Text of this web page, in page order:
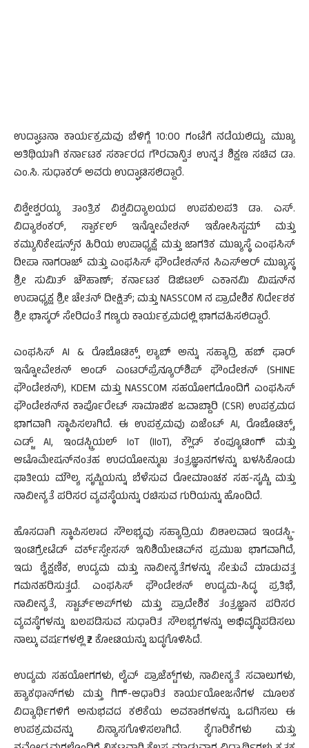
ಉದ್ಘಾಟನಾ ಕಾರ್ಯಕ್ರಮವು ಬೆಳಿಗ್ಗೆ 10:00 ಗಂಟೆಗೆ ನಡೆಯಲಿದ್ದು, ಮುಖ್ಯ
ಅತಿಥಿಯಾಗಿ ಕರ್ನಾಟಕ ಸರ್ಕಾರದ ಗೌರವಾನ್ವಿತ ಉನ್ನತ ಶಿಕ್ಷಣ ಸಚಿವ ಡಾ.
ಎಂ.ಸಿ. ಸುಧಾಕರ್ ಅವರು ಉದ್ಘಾಟಿಸಲಿದ್ದಾರೆ.
ವಿಶ್ವೇಶ್ವರಯ್ಯ ತಾಂತ್ರಿಕ ವಿಶ್ವವಿದ್ಯಾಲಯದ ಉಪಕುಲಪತಿ ಡಾ. ಎಸ್.
ವಿದ್ಯಾಶಂಕರ್, ಸ್ಪಾರ್ಕಲ್ ಇನ್ನೋವೇಶನ್ ಇಕೋಸಿಸ್ಟಮ್ ಮತ್ತು
ಕಮ್ಯುನಿಕೇಷನ್ಸ್‌ನ ಹಿರಿಯ ಉಪಾಧ್ಯಕ್ಷೆ ಮತ್ತು ಜಾಗತಿಕ ಮುಖ್ಯಸ್ಥೆ ಎಂಫಸಿಸ್
ದೀಪಾ ನಾಗರಾಜ್ ಮತ್ತು ಎಂಫಸಿಸ್ ಫೌಂಡೇಶನ್‌ನ ಸಿಎಸ್‌ಆರ್ ಮುಖ್ಯಸ್ಥ
ಶ್ರೀ ಸುಮಿತ್ ಚೌಹಾಣ್; ಕರ್ನಾಟಕ ಡಿಜಿಟಲ್ ಎಕಾನಮಿ ಮಿಷನ್‌ನ
ಉಪಾಧ್ಯಕ್ಷ ಶ್ರೀ ಚೇತನ್ ದೀಕ್ಷಿತ್; ಮತ್ತು NASSCOM ನ ಪ್ರಾದೇಶಿಕ ನಿರ್ದೇಶಕ
ಶ್ರೀ ಭಾಸ್ಕರ್ ಸೇರಿದಂತೆ ಗಣ್ಯರು ಕಾರ್ಯಕ್ರಮದಲ್ಲಿ ಭಾಗವಹಿಸಲಿದ್ದಾರೆ.
ಎಂಫಸಿಸ್ AI & ರೊಬೊಟಿಕ್ಸ್ ಲ್ಯಾಬ್ ಅನ್ನು ಸಹ್ಯಾದ್ರಿ ಹಬ್ ಫಾರ್
ಇನ್ನೋವೇಶನ್ ಅಂಡ್ ಎಂಟರ್‌ಪ್ರೆನ್ಯೂರ್‌ಶಿಪ್ ಫೌಂಡೇಶನ್ (SHINE
ಫೌಂಡೇಶನ್), KDEM ಮತ್ತು NASSCOM ಸಹಯೋಗದೊಂದಿಗೆ ಎಂಫಸಿಸ್
ಫೌಂಡೇಶನ್‌ನ ಕಾರ್ಪೊರೇಟ್ ಸಾಮಾಜಿಕ ಜವಾಬ್ದಾರಿ (CSR) ಉಪಕ್ರಮದ
ಭಾಗವಾಗಿ ಸ್ಥಾಪಿಸಲಾಗಿದೆ. ಈ ಉಪಕ್ರಮವು ಏಜೆಂಟ್ AI, ರೊಬೊಟಿಕ್ಸ್,
ಎಡ್ಜ್ AI, ಇಂಡಸ್ಟ್ರಿಯಲ್ IoT (IIoT), ಕ್ಲೌಡ್ ಕಂಪ್ಯೂಟಿಂಗ್ ಮತ್ತು
ಆಟೊಮೇಷನ್‌ನಂತಹ ಉದಯೋನ್ಮುಖ ತಂತ್ರಜ್ಞಾನಗಳನ್ನು ಬಳಸಿಕೊಂಡು
ಘಾತೀಯ ಮೌಲ್ಯ ಸೃಷ್ಟಿಯನ್ನು ಬೆಳೆಸುವ ರೋಮಾಂಚಕ ಸಹ-ಸೃಷ್ಟಿ ಮತ್ತು
ನಾವೀನ್ಯತೆ ಪರಿಸರ ವ್ಯವಸ್ಥೆಯನ್ನು ರಚಿಸುವ ಗುರಿಯನ್ನು ಹೊಂದಿದೆ.
ಹೊಸದಾಗಿ ಸ್ಥಾಪಿಸಲಾದ ಸೌಲಭ್ಯವು ಸಹ್ಯಾದ್ರಿಯ ವಿಶಾಲವಾದ ಇಂಡಸ್ಟ್ರಿ-
ಇಂಟಿಗ್ರೇಟೆಡ್ ವರ್ಕ್‌ಸ್ಪೇಸಸ್ ಇನಿಶಿಯೇಟಿವ್‌ನ ಪ್ರಮುಖ ಭಾಗವಾಗಿದೆ,
ಇದು ಶೈಕ್ಷಣಿಕ, ಉದ್ಯಮ ಮತ್ತು ನಾವೀನ್ಯತೆಗಳನ್ನು ಸೇತುವೆ ಮಾಡುವತ್ತ
ಗಮನಹರಿಸುತ್ತದೆ. ಎಂಫಸಿಸ್ ಫೌಂಡೇಶನ್ ಉದ್ಯಮ-ಸಿದ್ಧ ಪ್ರತಿಭೆ,
ನಾವೀನ್ಯತೆ, ಸ್ಟಾರ್ಟ್‌ಅಪ್‌ಗಳು ಮತ್ತು ಪ್ರಾದೇಶಿಕ ತಂತ್ರಜ್ಞಾನ ಪರಿಸರ
ವ್ಯವಸ್ಥೆಗಳನ್ನು ಬಲಪಡಿಸುವ ಸುಧಾರಿತ ಸೌಲಭ್ಯಗಳನ್ನು ಅಭಿವೃದ್ಧಿಪಡಿಸಲು
ನಾಲ್ಕು ವರ್ಷಗಳಲ್ಲಿ ₹2 ಕೋಟಿಯನ್ನು ಬದ್ಧಗೊಳಿಸಿದೆ.
ಉದ್ಯಮ ಸಹಯೋಗಗಳು, ಲೈವ್ ಪ್ರಾಜೆಕ್ಟ್‌ಗಳು, ನಾವೀನ್ಯತೆ ಸವಾಲುಗಳು,
ಹ್ಯಾಕಥಾನ್‌ಗಳು ಮತ್ತು ಗಿಗ್-ಆಧಾರಿತ ಕಾರ್ಯಯೋಜನೆಗಳ ಮೂಲಕ
ವಿದ್ಯಾರ್ಥಿಗಳಿಗೆ ಅನುಭವದ ಕಲಿಕೆಯ ಅವಕಾಶಗಳನ್ನು ಒದಗಿಸಲು ಈ
ಉಪಕ್ರಮವನ್ನು ವಿನ್ಯಾಸಗೊಳಿಸಲಾಗಿದೆ. ಕೈಗಾರಿಕೆಗಳು ಮತ್ತು